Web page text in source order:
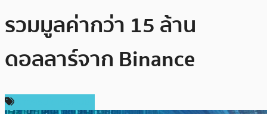
รวมมูลค่ากว่า 15 ล้าน
ดอลลาร์จาก Binance